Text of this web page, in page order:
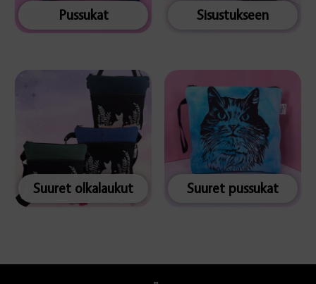
Pussukat Sisustukseen
Suuret olkalaukut Suuret pussukat